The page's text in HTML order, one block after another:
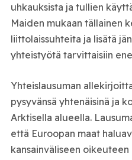
uhkauksista ja tullien
Maiden mukaan tällainen
liittolaissuhteita ja lisätä
yhteistyötä tarvittaisiin
Yhteislausuman
pysyvänsä yhtenäisinä ja
Arktisella alueella.
että Euroopan maat
kansainväliseen